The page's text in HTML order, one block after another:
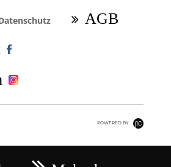
AGB
POWERED BY